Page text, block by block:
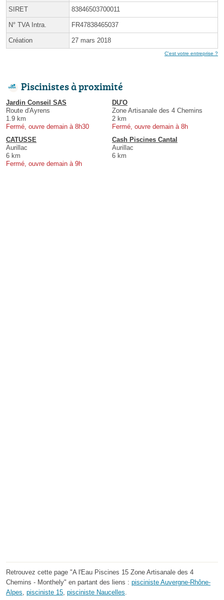
SIRET 83846503700011
N° TVA Intra. FR47838465037
Création 27 mars 2018
C'est votre entreprise ?
Piscinistes à proximité
Jardin Conseil SAS
Route d'Ayrens
1.9 km
Fermé, ouvre demain à 8h30
DU'O
Zone Artisanale des 4 Chemins
2 km
Fermé, ouvre demain à 8h
CATUSSE
Aurillac
6 km
Fermé, ouvre demain à 9h
Cash Piscines Cantal
Aurillac
6 km
Retrouvez cette page "A l'Eau Piscines 15 Zone Artisanale des 4
Chemins - Monthely" en partant des liens : pisciniste Auvergne-Rhône-
Alpes, pisciniste 15, pisciniste Naucelles.